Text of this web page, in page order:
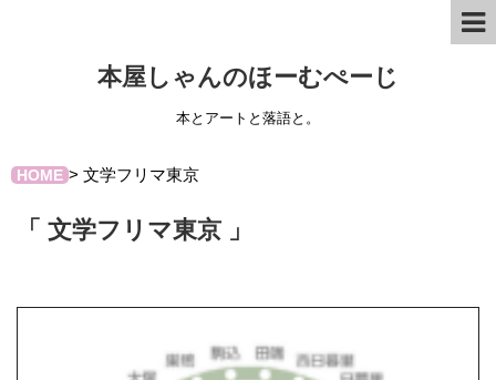
本屋しゃんのほーむぺーじ
本とアートと落語と。
HOME> 文学フリマ東京
「 文学フリマ東京 」